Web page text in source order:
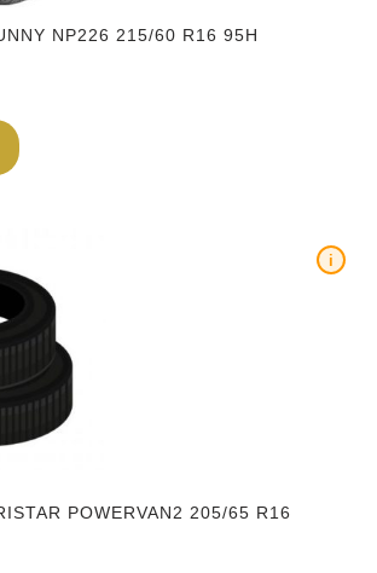
NP226 215/60 R16 95H
POWERVAN2 205/65 R16
i